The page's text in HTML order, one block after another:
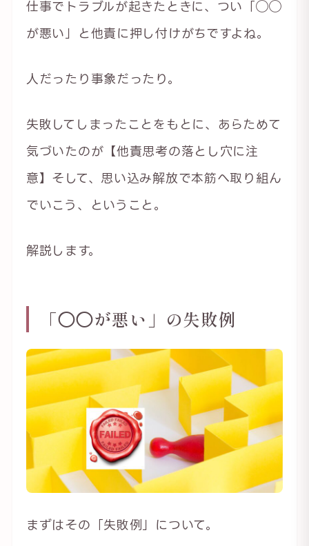
仕事でトラブルが起きたときに、つい「◯◯
が悪い」と他責に押し付けがちですよね。
人だったり事象だったり。
失敗してしまったことをもとに、あらためて
気づいたのが【他責思考の落とし穴に注
意】そして、思い込み解放で本筋へ取り組ん
でいこう、ということ。
解説します。
「◯◯が悪い」の失敗例
まずはその「失敗例」について。